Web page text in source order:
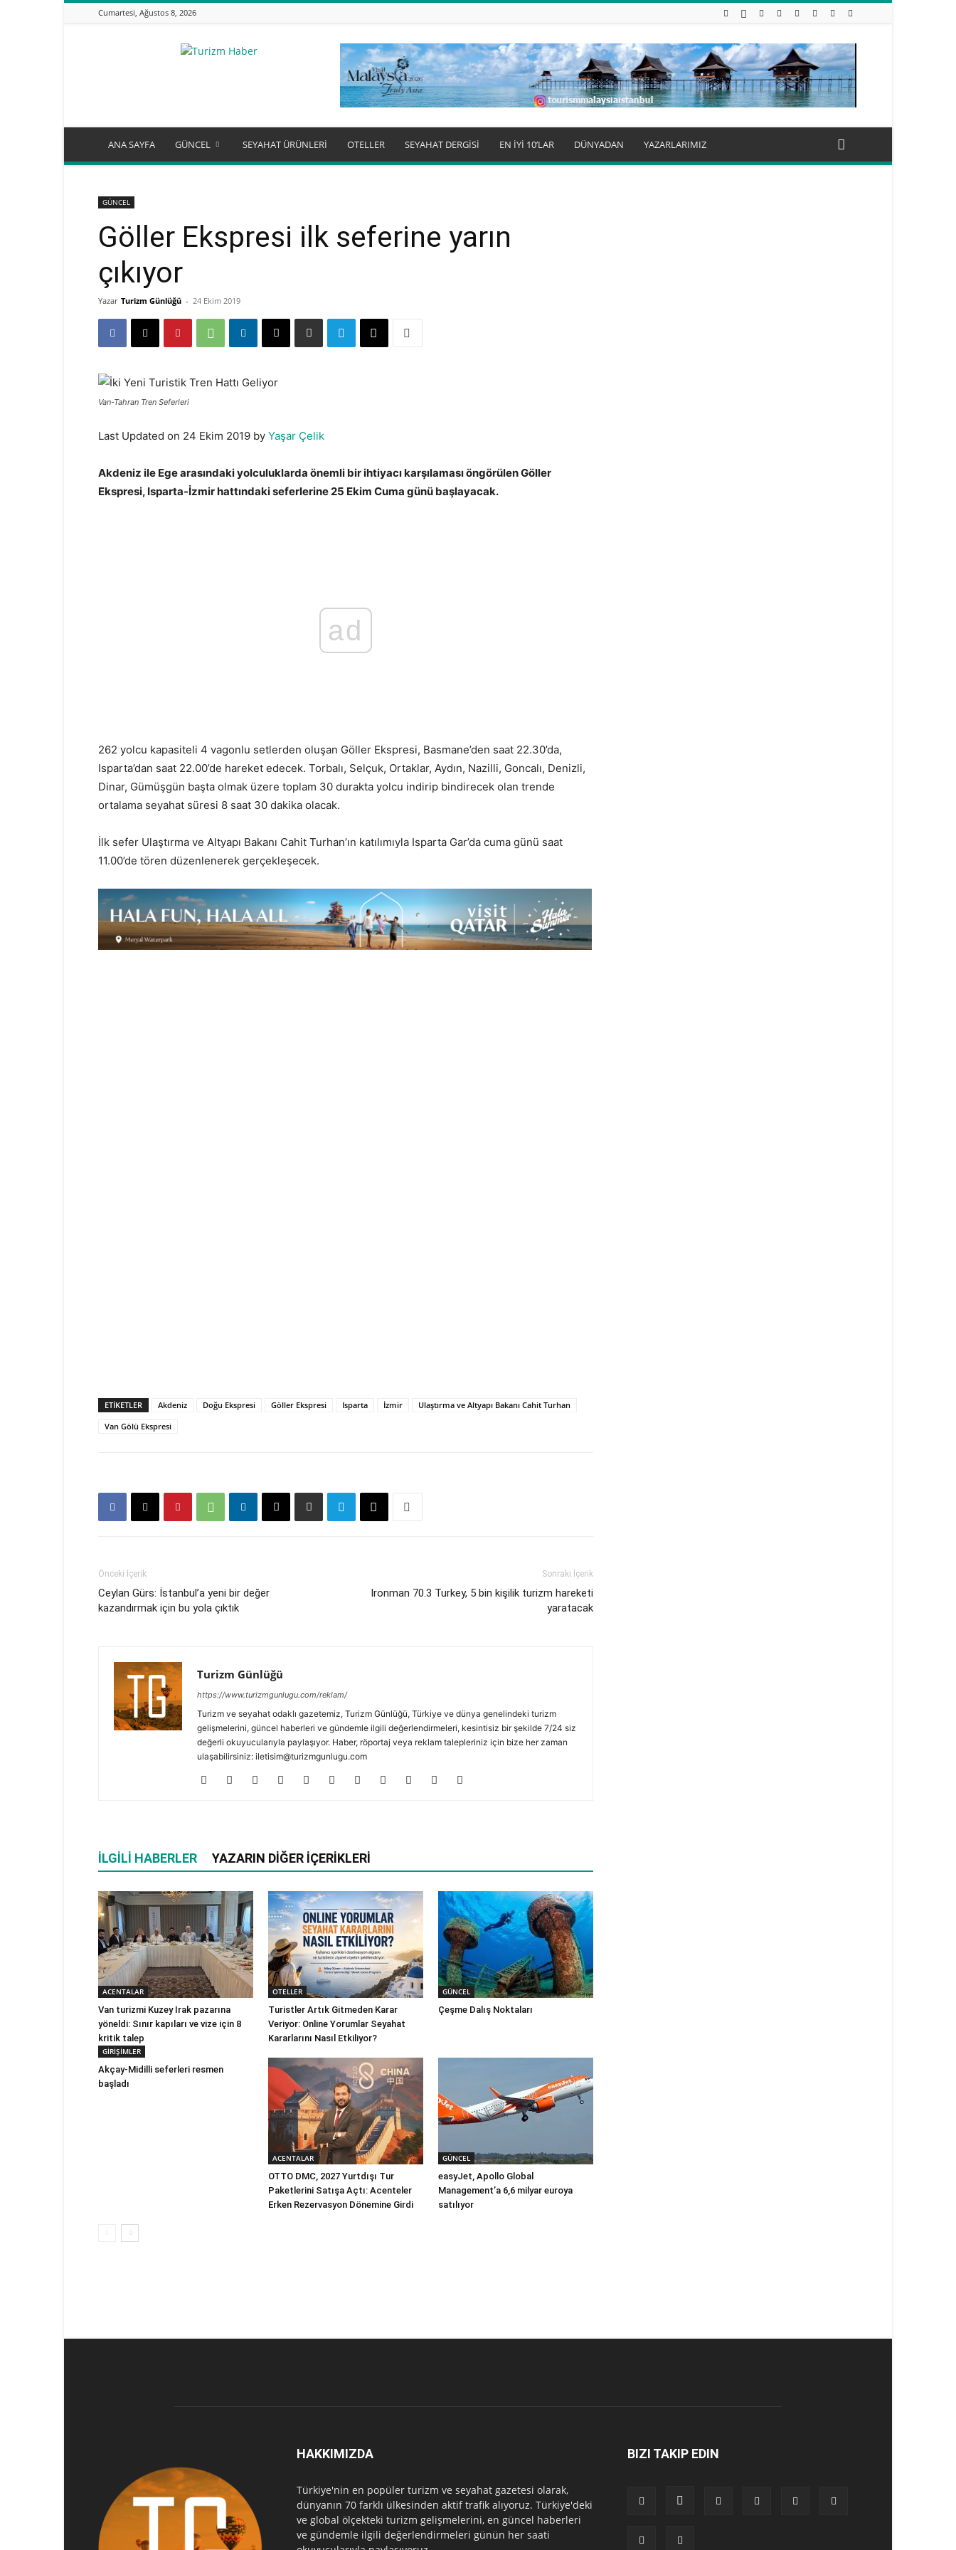
Cumartesi, Ağustos 8, 2026
Turizm
ANA SAYFA GÜNCEL SEYAHAT ÜRÜNLERİ OTELLER SEYAHAT DERGİSİ EN İYİ 10’LAR DÜNYADAN YAZARLARIMIZ
GÜNCEL
Göller Ekspresi ilk seferine yarın
çıkıyor
Yazar Turizm Günlüğü - 24 Ekim 2019
Van-Tahran Tren Seferleri
Last Updated on 24 Ekim 2019 by Yaşar Çelik
Akdeniz ile Ege arasındaki yolculuklarda önemli bir ihtiyacı karşılaması öngörülen Göller
Ekspresi, Isparta-İzmir hattındaki seferlerine 25 Ekim Cuma günü başlayacak.
ad
262 yolcu kapasiteli 4 vagonlu setlerden oluşan Göller Ekspresi, Basmane’den saat 22.30’da,
Isparta’dan saat 22.00’de hareket edecek. Torbalı, Selçuk, Ortaklar, Aydın, Nazilli, Goncalı, Denizli,
Dinar, Gümüşgün başta olmak üzere toplam 30 durakta yolcu indirip bindirecek olan trende
ortalama seyahat süresi 8 saat 30 dakika olacak.
İlk sefer Ulaştırma ve Altyapı Bakanı Cahit Turhan’ın katılımıyla Isparta Gar’da cuma günü saat
11.00’de tören düzenlenerek gerçekleşecek.
ETIKETLER Akdeniz Doğu Ekspresi Göller Ekspresi Isparta İzmir
Ulaştırma ve Altyapı Bakanı Cahit Turhan
Van Gölü Ekspresi
Önceki İçerik
Ceylan Gürs: İstanbul’a yeni bir değer
kazandırmak için bu yola çıktık
Sonraki İçerik
Ironman 70.3 Turkey, 5 bin kişilik turizm hareketi
yaratacak
Turizm Günlüğü
https://www.turizmgunlugu.com/reklam/
Turizm ve seyahat odaklı gazetemiz, Turizm Günlüğü, Türkiye ve dünya genelindeki turizm
gelişmelerini, güncel haberleri ve gündemle ilgili değerlendirmeleri, kesintisiz bir şekilde 7/24 siz
değerli okuyucularıyla paylaşıyor. Haber, röportaj veya reklam talepleriniz için bize her zaman
ulaşabilirsiniz: iletisim@turizmgunlugu.com
İLGILI HABERLER YAZARIN DIĞER İÇERIKLERI
ACENTALAR
Van turizmi Kuzey Irak pazarına
yöneldi: Sınır kapıları ve vize için 8
kritik talep
OTELLER
Turistler Artık Gitmeden Karar
Veriyor: Online Yorumlar Seyahat
Kararlarını Nasıl Etkiliyor?
GÜNCEL
Çeşme Dalış Noktaları
GİRİŞİMLER
Akçay-Midilli seferleri resmen
başladı
ACENTALAR
OTTO DMC, 2027 Yurtdışı Tur
Paketlerini Satışa Açtı: Acenteler
Erken Rezervasyon Dönemine Girdi
GÜNCEL
easyJet, Apollo Global
Management’a 6,6 milyar euroya
satılıyor
HAKKIMIZDA
Türkiye'nin en popüler turizm ve seyahat gazetesi olarak,
dünyanın 70 farklı ülkesinden aktif trafik alıyoruz. Türkiye'deki
ve global ölçekteki turizm gelişmelerini, en güncel haberleri
ve gündemle ilgili değerlendirmeleri günün her saati
BIZI TAKIP EDIN